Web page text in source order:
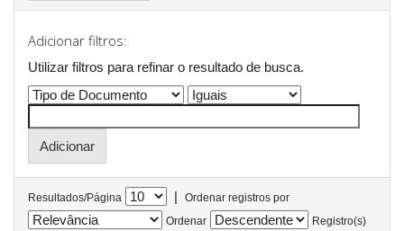
Adicionar filtros:
Utilizar filtros para refinar o resultado de busca.
Resultados/Página |
Ordenar registros por
Ordenar
Registro(s)